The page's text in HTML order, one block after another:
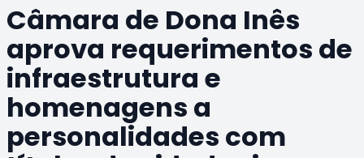
Câmara de Dona Inês
aprova requerimentos de
infraestrutura e
homenagens a
personalidades com